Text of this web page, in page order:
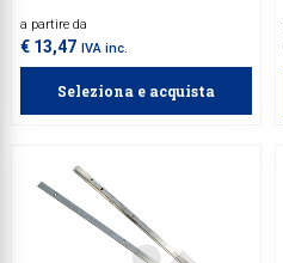
comando cilindro con frontale 16
mm.
a partire da
€ 13,47 IVA inc.
Seleziona e acquista